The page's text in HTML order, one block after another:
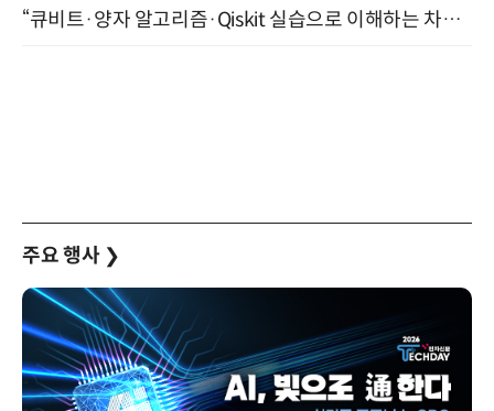
“큐비트·양자 알고리즘·Qiskit 실습으로 이해하는 차세대 컴퓨팅” (8/28)
주요 행사 ❯